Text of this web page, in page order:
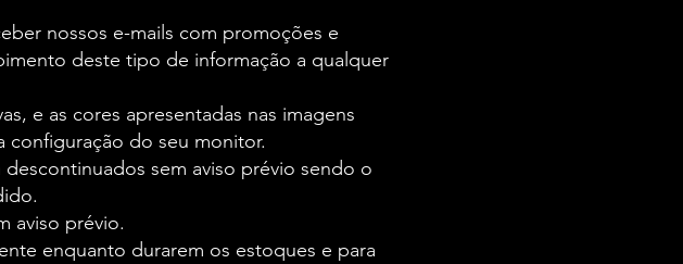
nossos e-mails com promoções e
deste tipo de informação a qualquer
e as cores apresentadas nas imagens
do seu monitor.
sem aviso prévio sendo o
aviso prévio.
enquanto durarem os estoques e para